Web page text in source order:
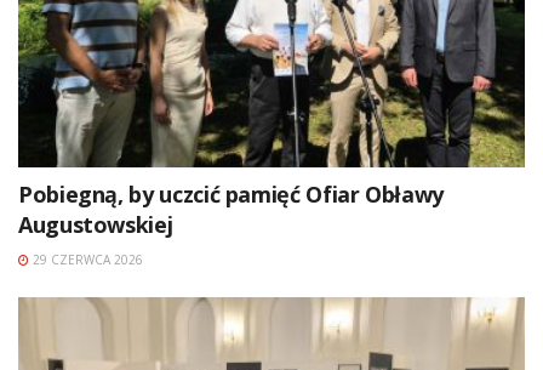
Pobiegną, by uczcić pamięć Ofiar Obławy
Augustowskiej
29 CZERWCA 2026